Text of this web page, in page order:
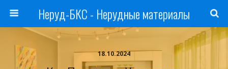
Неруд-БКС - Нерудные материалы
18.10.2024